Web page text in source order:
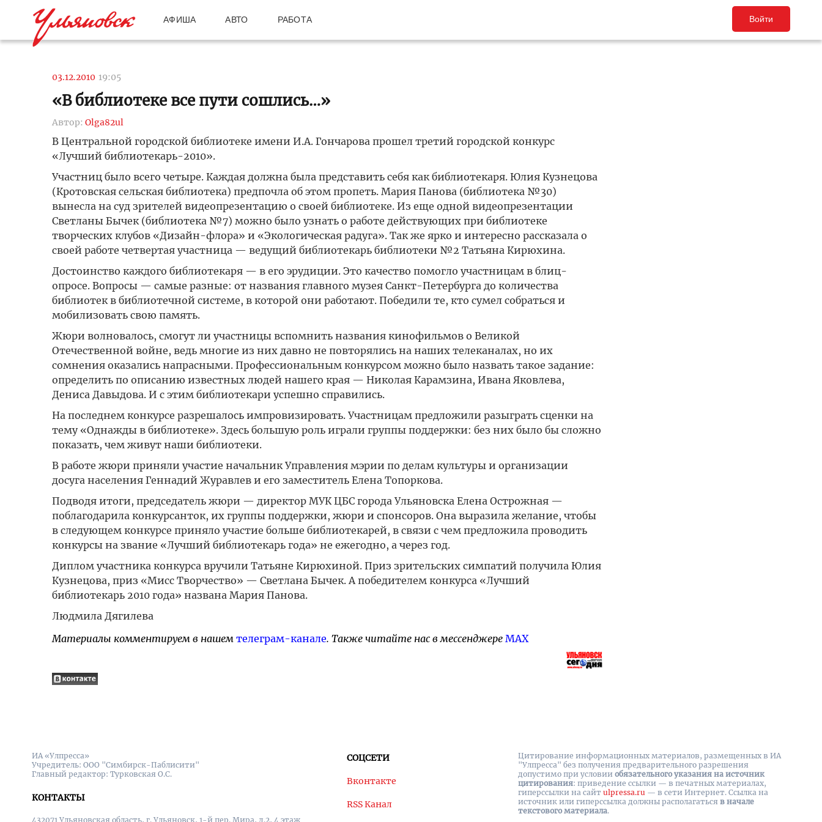
АФИША АВТО РАБОТА Войти
03.12.2010 19:05
«В библиотеке все пути сошлись…»
Автор: Olga82ul
В Центральной городской библиотеке имени И.А. Гончарова прошел третий городской конкурс
«Лучший библиотекарь-2010».
Участниц было всего четыре. Каждая должна была представить себя как библиотекаря. Юлия Кузнецова
(Кротовская сельская библиотека) предпочла об этом пропеть. Мария Панова (библиотека №30)
вынесла на суд зрителей видеопрезентацию о своей библиотеке. Из еще одной видеопрезентации
Светланы Бычек (библиотека №7) можно было узнать о работе действующих при библиотеке
творческих клубов «Дизайн-флора» и «Экологическая радуга». Так же ярко и интересно рассказала о
своей работе четвертая участница — ведущий библиотекарь библиотеки №2 Татьяна Кирюхина.
Достоинство каждого библиотекаря — в его эрудиции. Это качество помогло участницам в блиц-
опросе. Вопросы — самые разные: от названия главного музея Санкт-Петербурга до количества
библиотек в библиотечной системе, в которой они работают. Победили те, кто сумел собраться и
мобилизовать свою память.
Жюри волновалось, смогут ли участницы вспомнить названия кинофильмов о Великой
Отечественной войне, ведь многие из них давно не повторялись на наших телеканалах, но их
сомнения оказались напрасными. Профессиональным конкурсом можно было назвать такое задание:
определить по описанию известных людей нашего края — Николая Карамзина, Ивана Яковлева,
Дениса Давыдова. И с этим библиотекари успешно справились.
На последнем конкурсе разрешалось импровизировать. Участницам предложили разыграть сценки на
тему «Однажды в библиотеке». Здесь большую роль играли группы поддержки: без них было бы сложно
показать, чем живут наши библиотеки.
В работе жюри приняли участие начальник Управления мэрии по делам культуры и организации
досуга населения Геннадий Журавлев и его заместитель Елена Топоркова.
Подводя итоги, председатель жюри — директор МУК ЦБС города Ульяновска Елена Острожная —
поблагодарила конкурсанток, их группы поддержки, жюри и спонсоров. Она выразила желание, чтобы
в следующем конкурсе приняло участие больше библиотекарей, в связи с чем предложила проводить
конкурсы на звание «Лучший библиотекарь года» не ежегодно, а через год.
Диплом участника конкурса вручили Татьяне Кирюхиной. Приз зрительских симпатий получила Юлия
Кузнецова, приз «Мисс Творчество» — Светлана Бычек. А победителем конкурса «Лучший
библиотекарь 2010 года» названа Мария Панова.
Людмила Дягилева
Материалы комментируем в нашем телеграм-канале. Также читайте нас в мессенджере MAX
ИА «Улпресса»
Учредитель: ООО "Симбирск-Паблисити"
Главный редактор: Турковская О.С.
КОНТАКТЫ
432071 Ульяновская область, г. Ульяновск, 1-й пер. Мира, д.2, 4 этаж
СОЦСЕТИ
Вконтакте
RSS Канал
Цитирование информационных материалов, размещенных в ИА
"Улпресса" без получения предварительного разрешения
допустимо при условии обязательного указания на источник
цитирования: приведение ссылки — в печатных материалах,
гиперссылки на cайт ulpressa.ru — в сети Интернет. Ссылка на
источник или гиперссылка должны располагаться в начале
текстового материала.